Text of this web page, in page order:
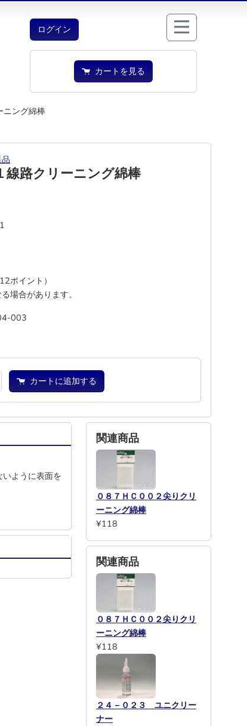
ログイン
カートを見る
ニング綿棒
線路クリーニング綿棒
ポイント）
場合があります。
003
カートに追加する
ように表面を
関連商品
０８７ＨＣ００２尖りクリ
ーニング綿棒
¥118
関連商品
０８７ＨＣ００２尖りクリ
ーニング綿棒
¥118
２４－０２３ ユニクリー
ナー